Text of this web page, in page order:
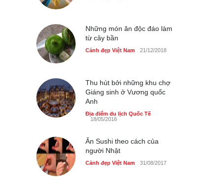
Những món ăn độc đáo làm
từ cây bần
Cảnh đẹp Việt Nam 21/12/2018
Thu hút bởi những khu chợ
Giáng sinh ở Vương quốc
Anh
Địa điểm du lịch Quốc Tế
18/05/2016
Ăn Sushi theo cách của
người Nhật
Cảnh đẹp Việt Nam 31/08/2017